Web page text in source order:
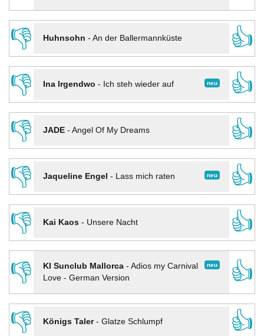
👎
Huhnsohn - An der Ballermannküste
👍
👎
neu
Ina Irgendwo - Ich steh wieder auf
👍
👎
JADE- Angel Of My Dreams
👍
👎
neu
Jaqueline Engel - Lass mich raten
👍
👎
Kai Kaos- Unsere Nacht
👍
👎
neu
KI Sunclub Mallorca- Adios my Carnival
Love - German Version
👍
👎
Königs Taler- Glatze Schlumpf
👍